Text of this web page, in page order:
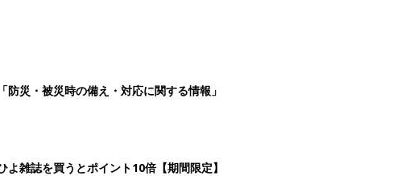
防災・被災時の備え・対応に関する情報」
よ雑誌を買うとポイント10倍【期間限定】